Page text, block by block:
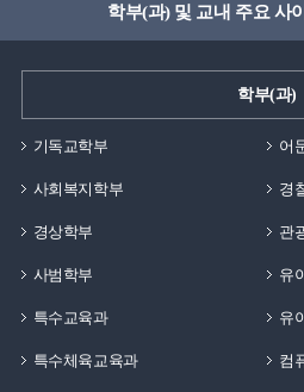
학부(과) 및 교내 주요 사
학부(과)
기독교학부 어
사회복지학부 경
경상학부 관
사범학부 유
특수교육과 유
특수체육교육과 컴